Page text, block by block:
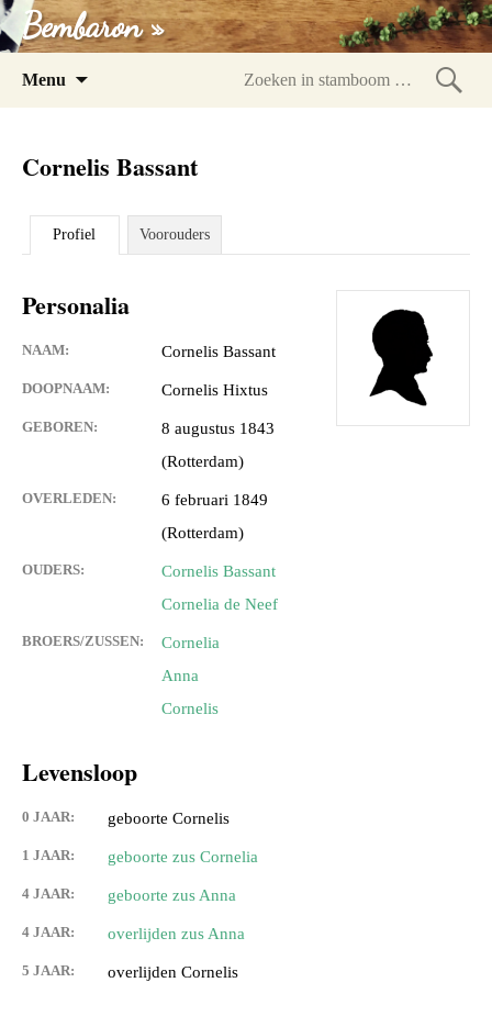
Bembaron »
Menu
Cornelis Bassant
Profiel Voorouders
Personalia
NAAM: Cornelis Bassant
DOOPNAAM: Cornelis Hixtus
GEBOREN:
8 augustus 1843
(Rotterdam)
OVERLEDEN:
6 februari 1849
(Rotterdam)
OUDERS:
Cornelis Bassant
Cornelia de Neef
BROERS/ZUSSEN:
Cornelia
Anna
Cornelis
Levensloop
0 JAAR: geboorte Cornelis
1 JAAR: geboorte zus Cornelia
4 JAAR: geboorte zus Anna
4 JAAR: overlijden zus Anna
5 JAAR: overlijden Cornelis